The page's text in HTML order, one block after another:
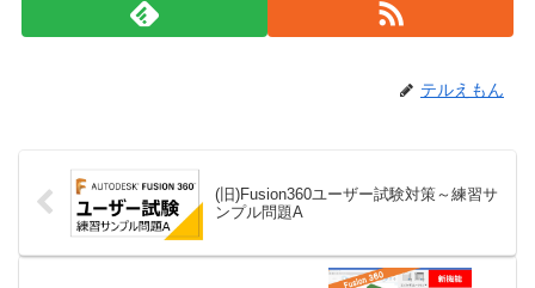
テルえもん
(旧)Fusion360ユーザー試験対策～練習サ
ンプル問題A